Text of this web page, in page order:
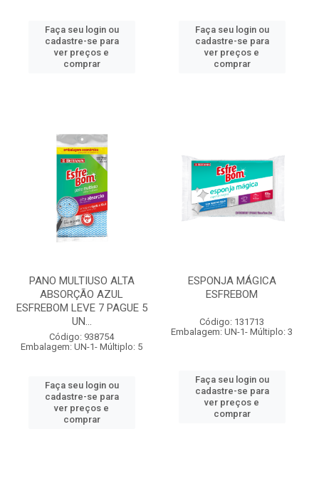
Faça seu login ou
cadastre-se para
ver preços e
comprar
Faça seu login ou
cadastre-se para
ver preços e
comprar
PANO MULTIUSO ALTA
ABSORÇÃO AZUL
ESFREBOM LEVE 7 PAGUE 5
UN...
Código: 938754
Embalagem: UN-1- Múltiplo: 5
Faça seu login ou
cadastre-se para
ver preços e
comprar
ESPONJA MÁGICA
ESFREBOM
Código: 131713
Embalagem: UN-1- Múltiplo: 3
Faça seu login ou
cadastre-se para
ver preços e
comprar